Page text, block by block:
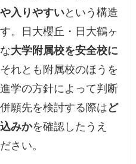
入りやすいという構造
。日大櫻丘・日大鶴ヶ
大学附属校を安全校に
れとも附属校のほうを
学の方針によって判断
願先を検討する際は ど
みかを確認したうえ
さい。